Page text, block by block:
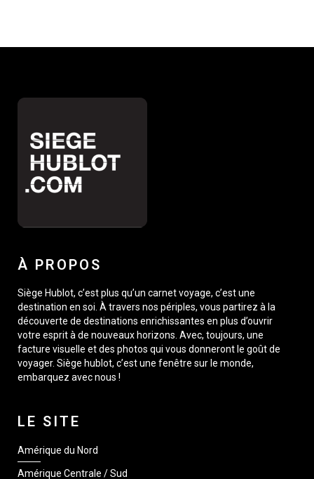
À PROPOS
Siège Hublot, c’est plus qu’un carnet voyage, c’est une
destination en soi. À travers nos périples, vous partirez à la
découverte de destinations enrichissantes en plus d’ouvrir
votre esprit à de nouveaux horizons. Avec, toujours, une
facture visuelle et des photos qui vous donneront le goût de
voyager. Siège hublot, c’est une fenêtre sur le monde,
embarquez avec nous !
LE SITE
Amérique du Nord
Amérique Centrale / Sud